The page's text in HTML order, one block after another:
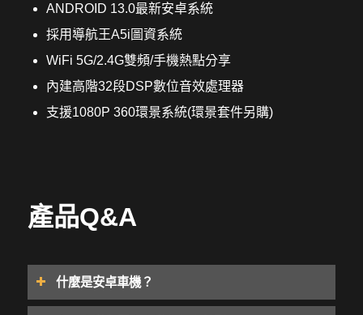
ANDROID 13.0最新安卓系統
採用導航王A5i圖資系統
WiFi 5G/2.4G雙頻/手機熱點分享
內建高階32段DSP數位音效處理器
支援1080P 360環景系統(環景套件另購)
產品Q&A
什麼是安卓車機？